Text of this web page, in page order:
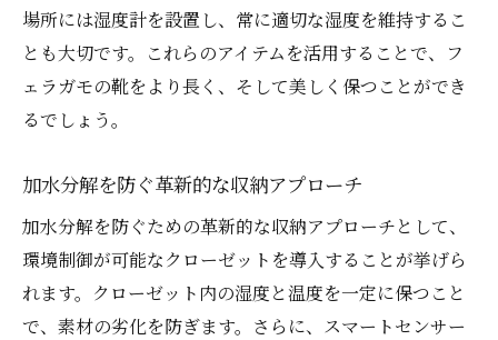
場所には湿度計を設置し、常に適切な湿度を維持するこ
とも大切です。これらのアイテムを活用することで、フ
ェラガモの靴をより長く、そして美しく保つことができ
るでしょう。
加水分解を防ぐ革新的な収納アプローチ
加水分解を防ぐための革新的な収納アプローチとして、
環境制御が可能なクローゼットを導入することが挙げら
れます。クローゼット内の湿度と温度を一定に保つこと
で、素材の劣化を防ぎます。さらに、スマートセンサー